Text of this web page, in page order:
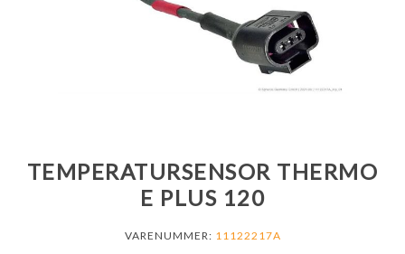
TEMPERATURSENSOR THERMO
E PLUS 120
VARENUMMER: 11122217A